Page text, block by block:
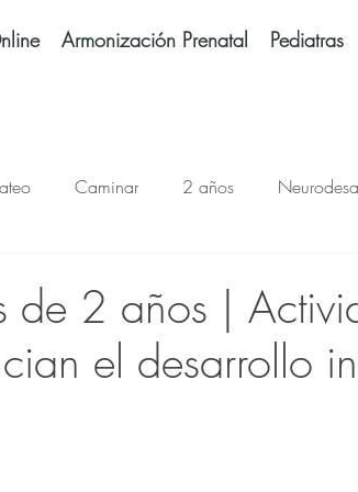
Armonización Prenatal Pediatras
Caminar 2 años
Bebé prematuro Pantallas
de 2 años |
el desarrollo